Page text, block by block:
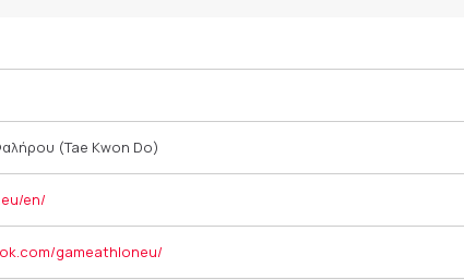
(Tae Kwon Do)
en/
gameathloneu/